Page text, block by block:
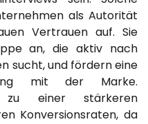
als Autorität
Vertrauen auf. Sie
an, die aktiv nach
sucht, und fördern eine
mit der Marke.
einer stärkeren
Konversionsraten, da